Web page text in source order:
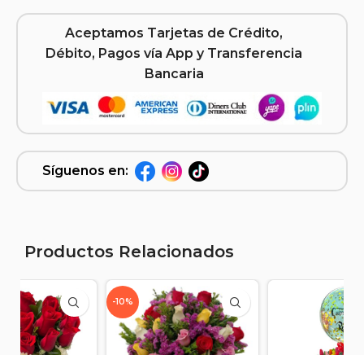
Aceptamos Tarjetas de Crédito,
Débito, Pagos vía App y Transferencia
Bancaria
Síguenos en:
Productos Relacionados
-10%